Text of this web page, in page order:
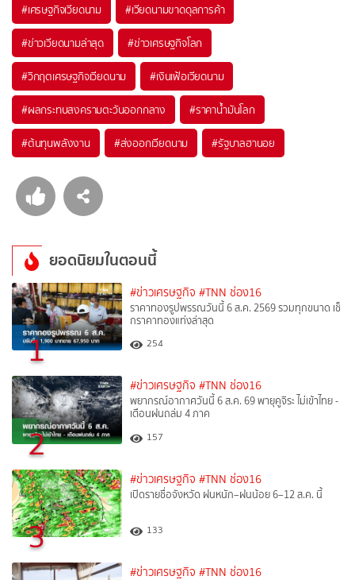
#เศรษฐกิจเวียดนาม #เวียดนามขาดดุลการค้า
#ข่าวเวียดนามล่าสุด #ข่าวเศรษฐกิจโลก
#วิกฤตเศรษฐกิจเวียดนาม #เงินเฟ้อเวียดนาม
#ผลกระทบสงครามตะวันออกกลาง #ราคาน้ำมันโลก
#ต้นทุนพลังงาน #ส่งออกเวียดนาม #รัฐบาลฮานอย
ยอดนิยมในตอนนี้
1
#ข่าวเศรษฐกิจ #TNN ช่อง16
ราคาทองรูปพรรณวันนี้ 6 ส.ค. 2569 รวมทุกขนาด เช็
กราคาทองแท่งล่าสุด
254
2
#ข่าวเศรษฐกิจ #TNN ช่อง16
พยากรณ์อากาศวันนี้ 6 ส.ค. 69 พายุคูจิระ ไม่เข้าไทย -
เตือนฝนถล่ม 4 ภาค
157
3
#ข่าวเศรษฐกิจ #TNN ช่อง16
เปิดรายชื่อจังหวัด ฝนหนัก–ฝนน้อย 6–12 ส.ค. นี้
133
#ข่าวเศรษฐกิจ #TNN ช่อง16